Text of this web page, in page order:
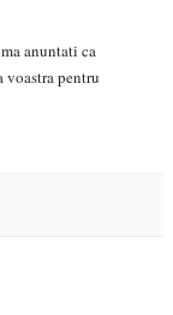
anuntati ca
voastra pentru